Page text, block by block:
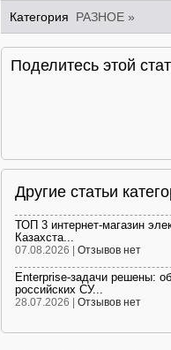
Категория РАЗНОЕ »
Поделитесь этой
Другие статьи
ТОП 3 интернет-магазин
Казахста...
07.08.2026 | Отзывов нет
Enterprise-задачи решены:
российских СУ...
28.07.2026 | Отзывов нет